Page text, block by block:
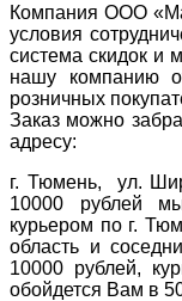
Компания ООО
условия
система скидок и
нашу компанию
розничных
Заказ можно
адресу:
г. Тюмень, ул.
10000 рублей
курьером по г.
область и
10000 рублей,
обойдется Вам в